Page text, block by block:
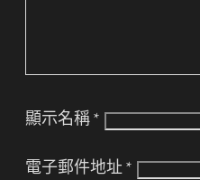
顯示名稱 *
電子郵件地址 *